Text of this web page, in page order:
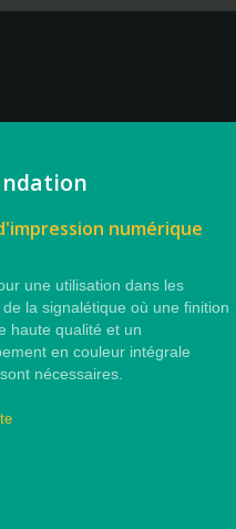
numérique
une utilisation dans les
la signalétique où une finition
haute qualité et un
en couleur intégrale
nécessaires.